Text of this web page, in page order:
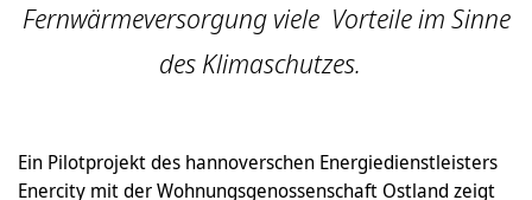
Fernwärmeversorgung viele Vorteile im Sinne
des Klimaschutzes.
Ein Pilotprojekt des hannoverschen Energiedienstleisters
Enercity mit der Wohnungsgenossenschaft Ostland zeigt